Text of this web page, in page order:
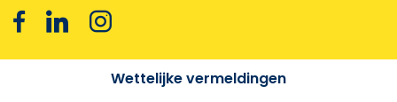
Wettelijke vermeldingen